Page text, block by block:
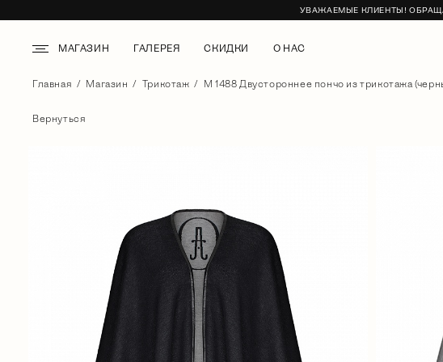
УВАЖАЕМЫЕ КЛИЕНТЫ!
МАГАЗИН ГАЛЕРЕЯ СКИДКИ О НАС
Главная Магазин Трикотаж М 1488 Двустороннее пончо из трикотажа
Вернуться